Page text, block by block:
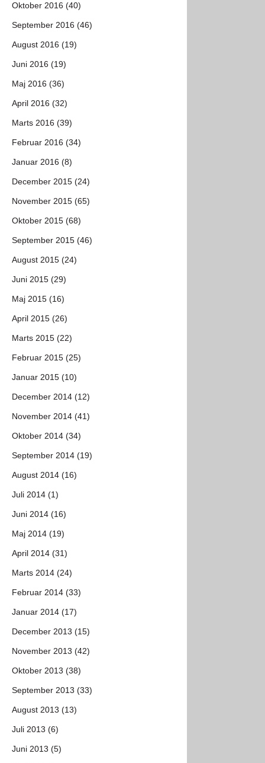
Oktober 2016 (40)
September 2016 (46)
August 2016 (19)
Juni 2016 (19)
Maj 2016 (36)
April 2016 (32)
Marts 2016 (39)
Februar 2016 (34)
Januar 2016 (8)
December 2015 (24)
November 2015 (65)
Oktober 2015 (68)
September 2015 (46)
August 2015 (24)
Juni 2015 (29)
Maj 2015 (16)
April 2015 (26)
Marts 2015 (22)
Februar 2015 (25)
Januar 2015 (10)
December 2014 (12)
November 2014 (41)
Oktober 2014 (34)
September 2014 (19)
August 2014 (16)
Juli 2014 (1)
Juni 2014 (16)
Maj 2014 (19)
April 2014 (31)
Marts 2014 (24)
Februar 2014 (33)
Januar 2014 (17)
December 2013 (15)
November 2013 (42)
Oktober 2013 (38)
September 2013 (33)
August 2013 (13)
Juli 2013 (6)
Juni 2013 (5)